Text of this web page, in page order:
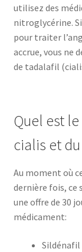
utilisez des
nitroglycérine.
pour traiter
accrue, vous ne
de tadalafil
Quel est
cialis et
Au moment où
dernière fois, ce
une offre de 30
médicament:
Sildénafil